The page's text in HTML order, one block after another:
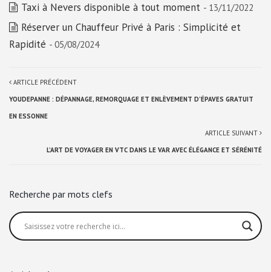
Taxi à Nevers disponible à tout moment - 13/11/2022
Réserver un Chauffeur Privé à Paris : Simplicité et
Rapidité - 05/08/2024
ARTICLE PRÉCÉDENT
YOUDEPANNE : DÉPANNAGE, REMORQUAGE ET ENLÈVEMENT D’ÉPAVES GRATUIT
EN ESSONNE
ARTICLE SUIVANT
L’ART DE VOYAGER EN VTC DANS LE VAR AVEC ÉLÉGANCE ET SÉRÉNITÉ
Recherche par mots clefs